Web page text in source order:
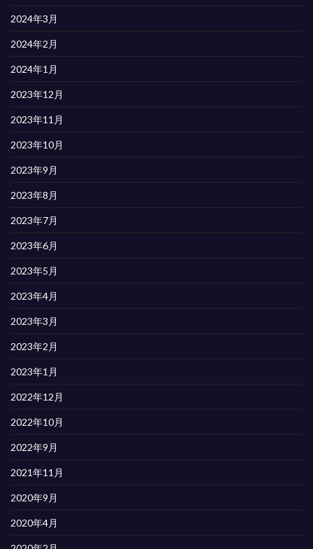
2024年3月
2024年2月
2024年1月
2023年12月
2023年11月
2023年10月
2023年9月
2023年8月
2023年7月
2023年6月
2023年5月
2023年4月
2023年3月
2023年2月
2023年1月
2022年12月
2022年10月
2022年9月
2021年11月
2020年9月
2020年4月